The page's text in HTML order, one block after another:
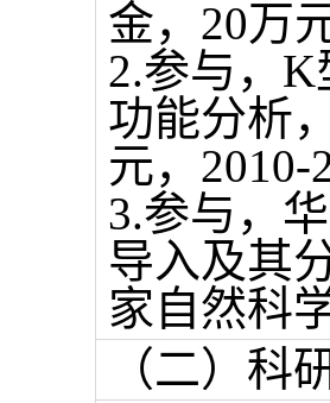
金，20万
2.参与，
功能分析
元，2010-
3.参与，
导入及其
家自然科
（二）科